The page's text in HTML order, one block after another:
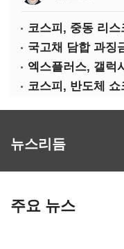
코스피, 중동 리
뉴스리듬
주요 뉴스